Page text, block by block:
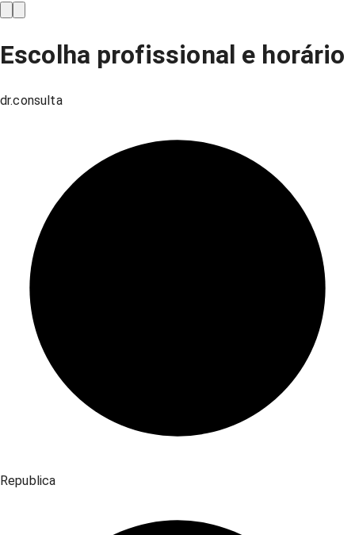
Escolha profissional e horário
dr.consulta
Republica